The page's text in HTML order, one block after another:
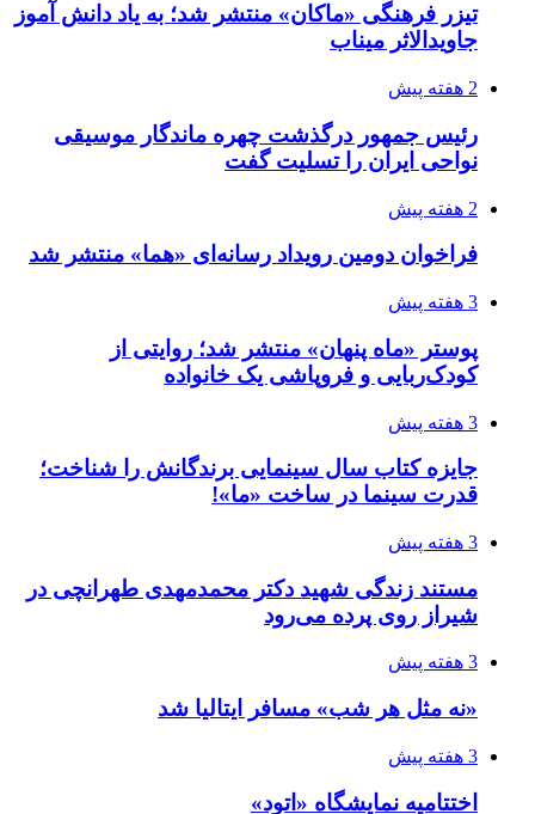
تیزر فرهنگی «ماکان» منتشر شد؛ به یاد دانش آموز
جاویدالاثر میناب
2 هفته پیش
رئیس جمهور درگذشت چهره ماندگار موسیقی
نواحی ایران را تسلیت گفت
2 هفته پیش
فراخوان دومین رویداد رسانه‌ای «هما» منتشر شد
3 هفته پیش
پوستر «ماه پنهان» منتشر شد؛ روایتی از
کودک‌ربایی و فروپاشی یک خانواده
3 هفته پیش
جایزه کتاب سال سینمایی برندگانش را شناخت؛
قدرت سینما در ساخت «ما»!
3 هفته پیش
مستند زندگی شهید دکتر محمدمهدی طهرانچی در
شیراز روی پرده می‌رود
3 هفته پیش
«نه مثل هر شب» مسافر ایتالیا شد
3 هفته پیش
اختتامیه نمایشگاه «اتود»